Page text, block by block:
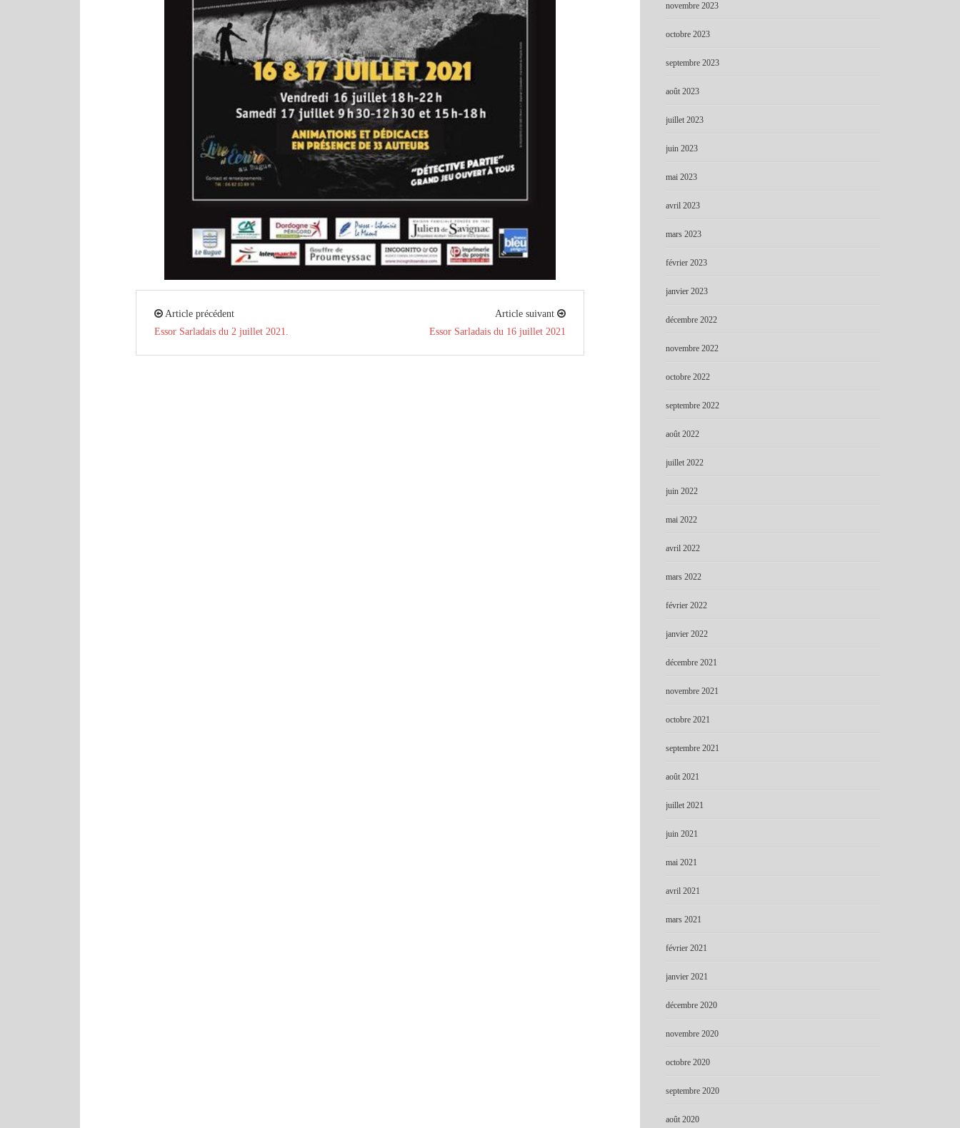
Article précédent
Essor Sarladais du 2 juillet 2021.
Article suivant
Essor Sarladais du 16 juillet 2021
novembre 2023
octobre 2023
septembre 2023
août 2023
juillet 2023
juin 2023
mai 2023
avril 2023
mars 2023
février 2023
janvier 2023
décembre 2022
novembre 2022
octobre 2022
septembre 2022
août 2022
juillet 2022
juin 2022
mai 2022
avril 2022
mars 2022
février 2022
janvier 2022
décembre 2021
novembre 2021
octobre 2021
septembre 2021
août 2021
juillet 2021
juin 2021
mai 2021
avril 2021
mars 2021
février 2021
janvier 2021
décembre 2020
novembre 2020
octobre 2020
septembre 2020
août 2020